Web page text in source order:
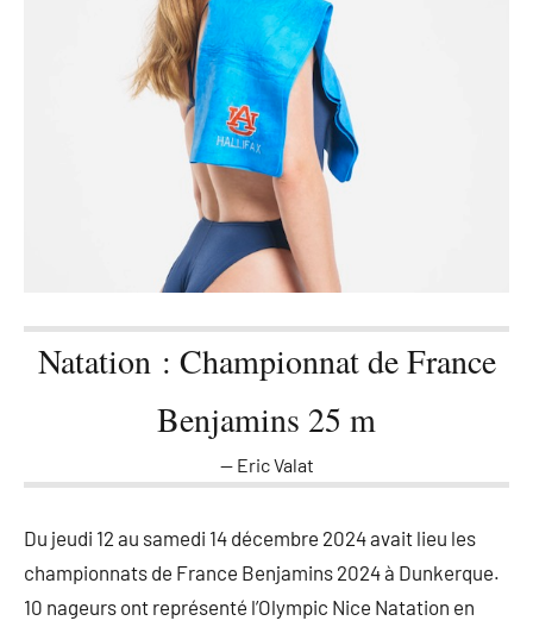
Natation : Championnat de France
Benjamins 25 m
Eric Valat
Du jeudi 12 au samedi 14 décembre 2024 avait lieu les
championnats de France Benjamins 2024 à Dunkerque.
10 nageurs ont représenté l’Olympic Nice Natation en